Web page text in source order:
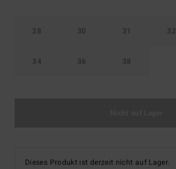
28 30 31 32
34 36 38
Dieses Produkt ist derzeit nicht auf Lager.